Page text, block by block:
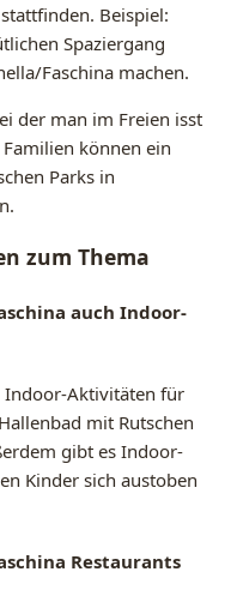
Beispiel:
Spaziergang
Faschina machen.
der man im Freien isst
können ein
Parks in
zum Thema
auch Indoor-
Indoor-Aktivitäten für
mit Rutschen
gibt es Indoor-
Kinder sich austoben
Restaurants